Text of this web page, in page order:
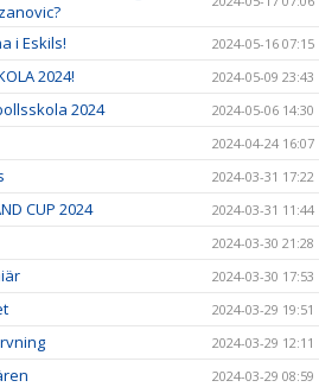
i Eskils! 2024-05-16 07:15
2024! 2024-05-09 23:43
2024 2024-05-06 14:30
2024-04-24 16:07
2024-03-31 17:22
CUP 2024 2024-03-31 11:44
2024-03-30 21:28
2024-03-30 17:53
2024-03-29 19:51
2024-03-29 12:11
2024-03-29 08:59